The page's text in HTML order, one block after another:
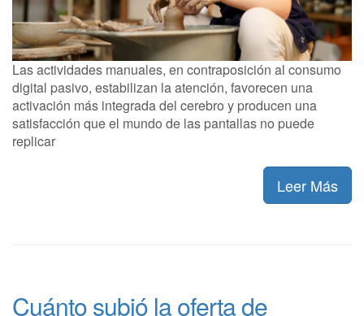
Las actividades manuales, en contraposición al consumo
digital pasivo, estabilizan la atención, favorecen una
activación más integrada del cerebro y producen una
satisfacción que el mundo de las pantallas no puede
replicar
Leer Más
Cuánto subió la oferta de